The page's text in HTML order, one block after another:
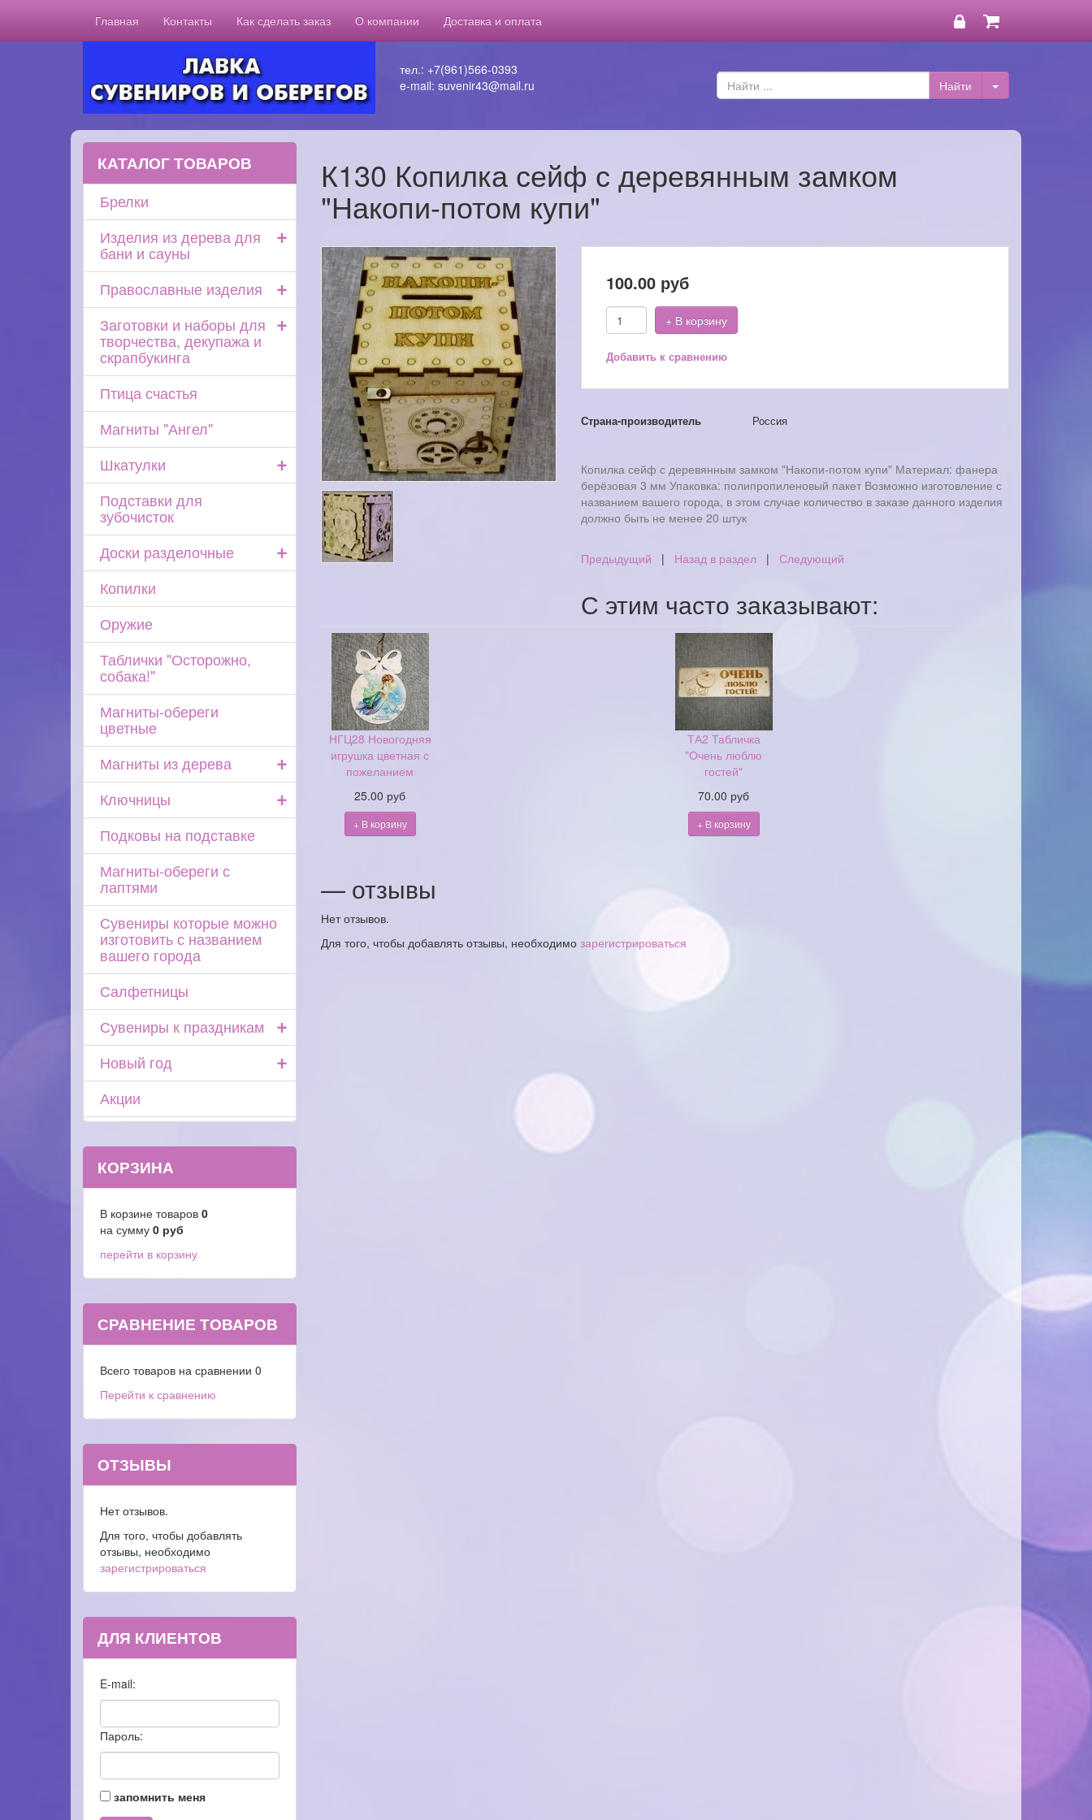
Главная Контакты Как сделать заказ О компании Доставка и оплата
тел.: +7(961)566-0393
e-mail: suvenir43@mail.ru
К130 Копилка сейф с деревянным замком
"Накопи-потом купи"
100.00руб
+ В корзину
Добавить к сравнению
Страна-производитель Россия
Копилка сейф с деревянным замком "Накопи-потом купи" Материал: фанера
берёзовая 3 мм Упаковка: полипропиленовый пакет Возможно изготовление с
названием вашего города, в этом случае количество в заказе данного изделия
должно быть не менее 20 штук
Предыдущий | Назад в раздел | Следующий
С этим часто заказывают:
НГЦ28 Новогодняя
игрушка цветная с
пожеланием
25.00 руб
+ В корзину
ТА2 Табличка
"Очень люблю
гостей"
70.00 руб
+ В корзину
— отзывы
Нет отзывов.
Для того, чтобы добавлять отзывы, необходимо зарегистрироваться
КАТАЛОГ ТОВАРОВ
Брелки
+
Изделия из дерева для
бани и сауны
+
Православные изделия
+
Заготовки и наборы для
творчества, декупажа и
скрапбукинга
Птица счастья
Магниты "Ангел"
+
Шкатулки
Подставки для
зубочисток
+
Доски разделочные
Копилки
Оружие
Таблички "Осторожно,
собака!"
Магниты-обереги
цветные
+
Магниты из дерева
+
Ключницы
Подковы на подставке
Магниты-обереги с
лаптями
Сувениры которые можно
изготовить с названием
вашего города
Салфетницы
+
Сувениры к праздникам
+
Новый год
Акции
КОРЗИНА
В корзине товаров 0
на сумму 0 руб
перейти в корзину
СРАВНЕНИЕ ТОВАРОВ
Всего товаров на сравнении 0
Перейти к сравнению
ОТЗЫВЫ
Нет отзывов.
Для того, чтобы добавлять
отзывы, необходимо
зарегистрироваться
ДЛЯ КЛИЕНТОВ
E-mail:
Пароль:
запомнить меня